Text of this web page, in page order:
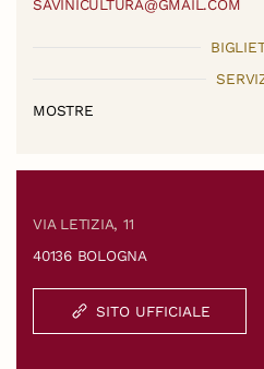
SAVINICULTURA@GMAIL.COM
MOSTRE
VIA LETIZIA, 11
40136 BOLOGNA
SITO UFFICIALE